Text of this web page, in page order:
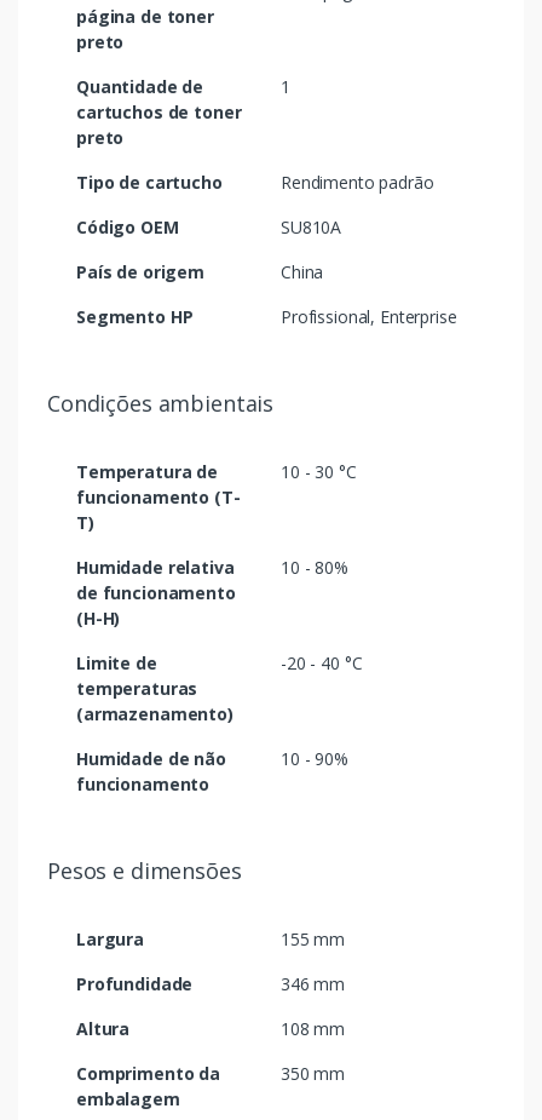
página de toner
preto
Quantidade de
cartuchos de toner
preto
1
Tipo de cartucho
Rendimento padrão
Código OEM
SU810A
País de origem
China
Segmento HP
Profissional, Enterprise
Condições ambientais
Temperatura de
funcionamento (T-
T)
10 - 30 °C
Humidade relativa
de funcionamento
(H-H)
10 - 80%
Limite de
temperaturas
(armazenamento)
-20 - 40 °C
Humidade de não
funcionamento
10 - 90%
Pesos e dimensões
Largura
155 mm
Profundidade
346 mm
Altura
108 mm
Comprimento da
embalagem
350 mm